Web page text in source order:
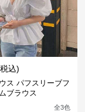
込)
ス パフスリーブフ
ブラウス
全3色